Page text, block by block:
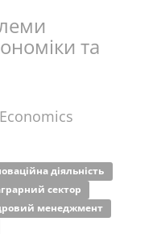
та
діяльність
сектор
менеджмент